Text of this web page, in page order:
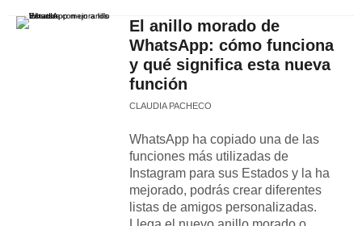
El anillo morado de
WhatsApp: cómo funciona
y qué significa esta nueva
función
CLAUDIA PACHECO
WhatsApp ha copiado una de las
funciones más utilizadas de
Instagram para sus Estados y la ha
mejorado, podrás crear diferentes
listas de amigos personalizadas.